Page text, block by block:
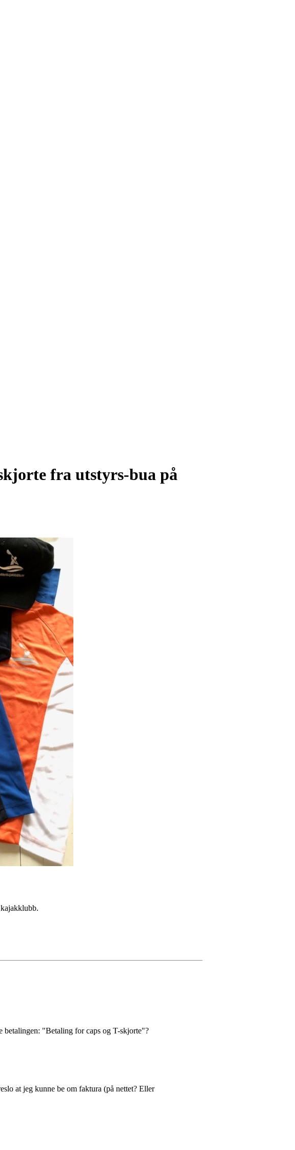
fra utstyrs-bua på
"Betaling for caps og T-skjorte"?
at jeg kunne be om faktura (på nettet? Eller